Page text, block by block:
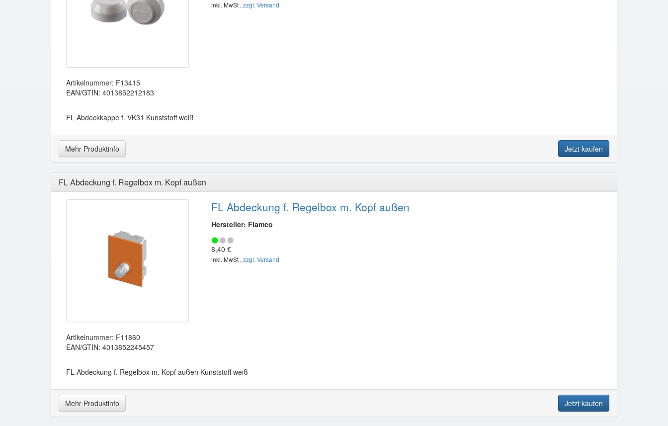
Artikelnummer: F13415
EAN/GTIN: 4013852212183
inkl. MwSt , zzgl. Versand
FL Abdeckkappe f. VK31 Kunststoff weiß
Mehr Produktinfo Jetzt kaufen
FL Abdeckung f. Regelbox m. Kopf außen
Artikelnummer: F11860
EAN/GTIN: 4013852245457
FL Abdeckung f. Regelbox m. Kopf außen
Hersteller: Flamco
8,40 €
inkl. MwSt , zzgl. Versand
FL Abdeckung f. Regelbox m. Kopf außen Kunststoff weiß
Mehr Produktinfo Jetzt kaufen